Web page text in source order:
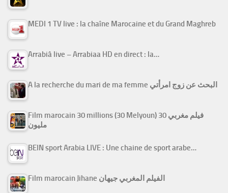
MEDI 1 TV live : la chaîne Marocaine et du Grand Maghreb
Arrabiâ live – Arrabiaa HD en direct : la…
A la recherche du mari de ma femme البحث عن زوج امرأتي
Film marocain 30 millions (30 Melyoun) فيلم مغربي 30
مليون
BEIN sport Arabia LIVE : Une chaine de sport arabe…
Film marocain Jihane الفيلم المغربي جيهان